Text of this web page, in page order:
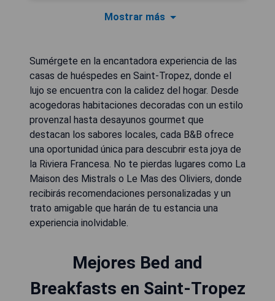
Mostrar más
Sumérgete en la encantadora experiencia de las
casas de huéspedes en Saint-Tropez, donde el
lujo se encuentra con la calidez del hogar. Desde
acogedoras habitaciones decoradas con un estilo
provenzal hasta desayunos gourmet que
destacan los sabores locales, cada B&B ofrece
una oportunidad única para descubrir esta joya de
la Riviera Francesa. No te pierdas lugares como La
Maison des Mistrals o Le Mas des Oliviers, donde
recibirás recomendaciones personalizadas y un
trato amigable que harán de tu estancia una
experiencia inolvidable.
Mejores Bed and
Breakfasts en Saint-Tropez